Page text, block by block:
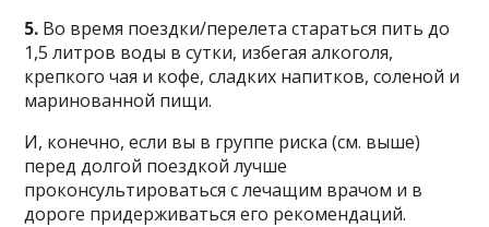
5. Во время поездки/перелета стараться пить до
1,5 литров воды в сутки, избегая алкоголя,
крепкого чая и кофе, сладких напитков, соленой и
маринованной пищи.
И, конечно, если вы в группе риска (см. выше)
перед долгой поездкой лучше
проконсультироваться с лечащим врачом и в
дороге придерживаться его рекомендаций.